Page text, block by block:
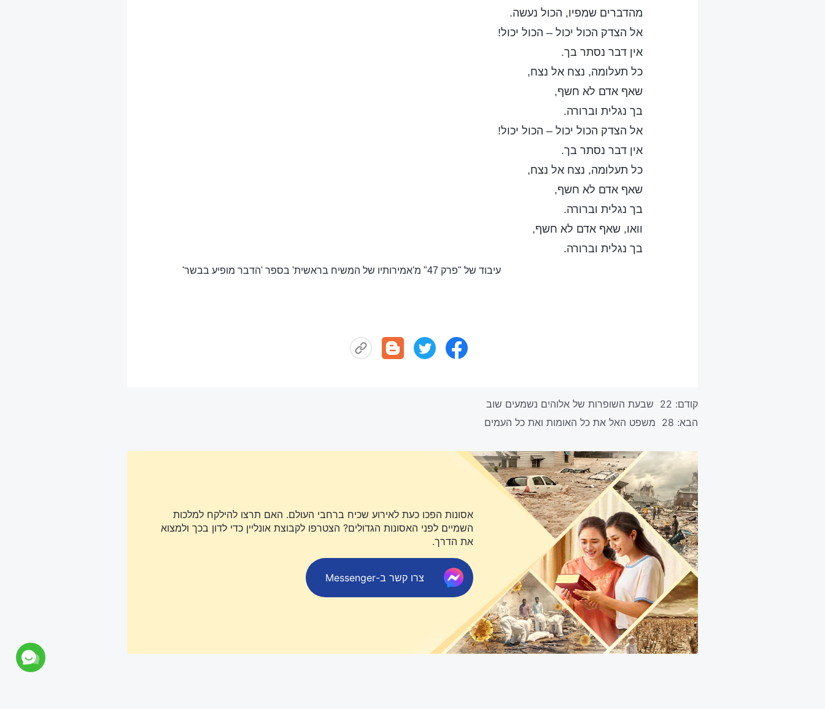
מהדברים שמפיו, הכול נעשה.
אל הצדק הכול יכול – הכול יכול!
אין דבר נסתר בך.
כל תעלומה, נצח אל נצח,
שאף אדם לא חשף,
בך נגלית וברורה.
אל הצדק הכול יכול – הכול יכול!
אין דבר נסתר בך.
כל תעלומה, נצח אל נצח,
שאף אדם לא חשף,
בך נגלית וברורה.
וואו, שאף אדם לא חשף,
בך נגלית וברורה.
עיבוד של "פרק 47" מ'אמירותיו של המשיח בראשית' בספר 'הדבר מופיע בבשר'
קודם: 22 שבעת השופרות של אלוהים נשמעים שוב
הבא: 28 משפט האל את כל האומות ואת כל העמים
אסונות הפכו כעת לאירוע שכיח ברחבי העולם. האם תרצו להילקח למלכות
השמיים לפני האסונות הגדולים? הצטרפו לקבוצת אונליין כדי לדון בכך ולמצוא
את הדרך.
צרו קשר ב-Messenger